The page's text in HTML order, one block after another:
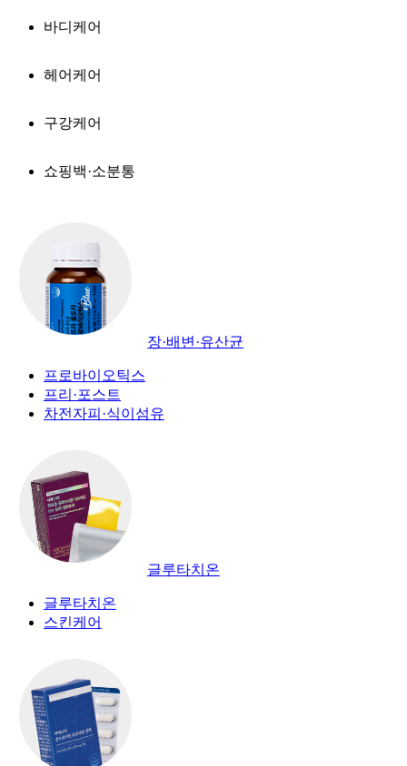
바디케어
헤어케어
구강케어
쇼핑백·소분통
장·배변·유산균
프로바이오틱스
프리·포스트
차전자피·식이섬유
글루타치온
글루타치온
스킨케어